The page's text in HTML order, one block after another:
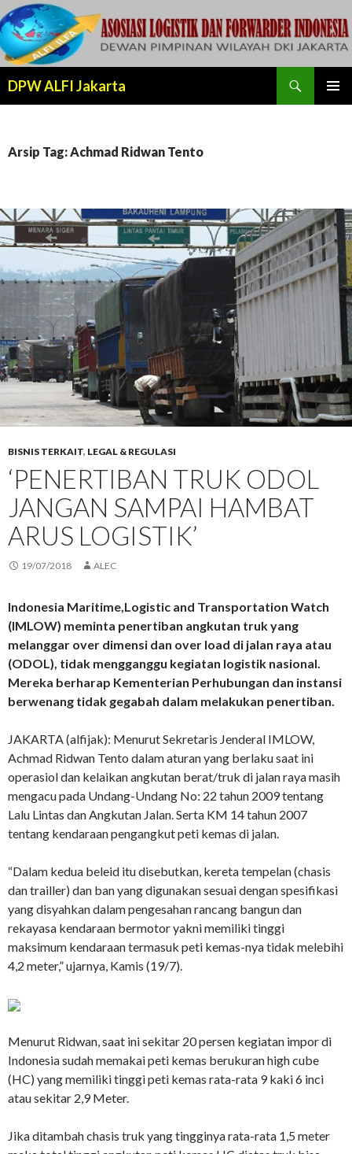
DPW ALFI Jakarta
Arsip Tag: Achmad Ridwan Tento
BISNIS TERKAIT, LEGAL & REGULASI
‘PENERTIBAN TRUK ODOL
JANGAN SAMPAI HAMBAT
ARUS LOGISTIK’
19/07/2018 ALEC
Indonesia Maritime,Logistic and Transportation Watch
(IMLOW) meminta penertiban angkutan truk yang
melanggar over dimensi dan over load di jalan raya atau
(ODOL), tidak mengganggu kegiatan logistik nasional.
Mereka berharap Kementerian Perhubungan dan instansi
berwenang tidak gegabah dalam melakukan penertiban.
JAKARTA (alfijak): Menurut Sekretaris Jenderal IMLOW,
Achmad Ridwan Tento dalam aturan yang berlaku saat ini
operasiol dan kelaikan angkutan berat/truk di jalan raya masih
mengacu pada Undang-Undang No: 22 tahun 2009 tentang
Lalu Lintas dan Angkutan Jalan. Serta KM 14 tahun 2007
tentang kendaraan pengangkut peti kemas di jalan.
“Dalam kedua beleid itu disebutkan, kereta tempelan (chasis
dan trailler) dan ban yang digunakan sesuai dengan spesifikasi
yang disyahkan dalam pengesahan rancang bangun dan
rekayasa kendaraan bermotor yakni memiliki tinggi
maksimum kendaraan termasuk peti kemas-nya tidak melebihi
4,2 meter,” ujarnya, Kamis (19/7).
Menurut Ridwan, saat ini sekitar 20 persen kegiatan impor di
Indonesia sudah memakai peti kemas berukuran high cube
(HC) yang memiliki tinggi peti kemas rata-rata 9 kaki 6 inci
atau sekitar 2,9 Meter.
Jika ditambah chasis truk yang tingginya rata-rata 1,5 meter